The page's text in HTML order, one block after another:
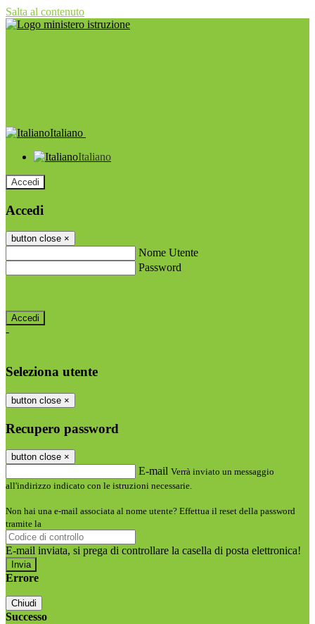
Salta al contenuto
Italiano
Italiano
Accedi
Accedi
button close ×
Nome Utente
Password
-
Seleziona utente
button close ×
Recupero password
button close ×
E-mail Verrà inviato un messaggio
all'indirizzo indicato con le istruzioni necessarie.
Non hai una e-mail associata al nome utente? Effettua il reset della password
tramite la
E-mail inviata, si prega di controllare la casella di posta elettronica!
Errore
Chiudi
Successo